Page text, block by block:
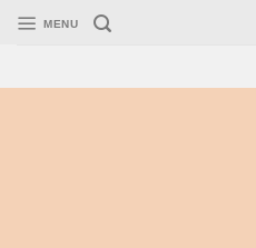
MENU